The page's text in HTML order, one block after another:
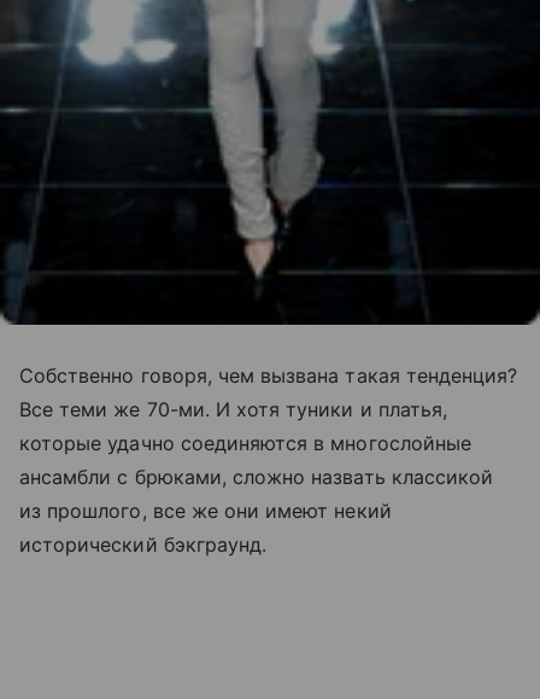
Собственно говоря, чем вызвана такая тенденция?
Все теми же 70-ми. И хотя туники и платья,
которые удачно соединяются в многослойные
ансамбли с брюками, сложно назвать классикой
из прошлого, все же они имеют некий
исторический бэкграунд.